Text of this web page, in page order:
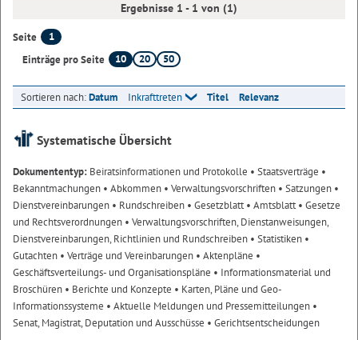
Ergebnisse 1 - 1 von (1)
Seite
1
Einträge pro Seite
10 20 50
Sortieren nach:Datum Inkrafttreten Titel Relevanz
Systematische Übersicht
Dokumententyp: Beiratsinformationen und Protokolle • Staatsverträge •
Bekanntmachungen • Abkommen • Verwaltungsvorschriften • Satzungen •
Dienstvereinbarungen • Rundschreiben • Gesetzblatt• Amtsblatt• Gesetze
und Rechtsverordnungen • Verwaltungsvorschriften, Dienstanweisungen,
Dienstvereinbarungen, Richtlinien und Rundschreiben • Statistiken •
Gutachten • Verträge und Vereinbarungen • Aktenpläne •
Geschäftsverteilungs- und Organisationspläne • Informationsmaterial und
Broschüren • Berichte und Konzepte • Karten, Pläne und Geo-
Informationssysteme • Aktuelle Meldungen und Pressemitteilungen •
Senat, Magistrat, Deputation und Ausschüsse • Gerichtsentscheidungen